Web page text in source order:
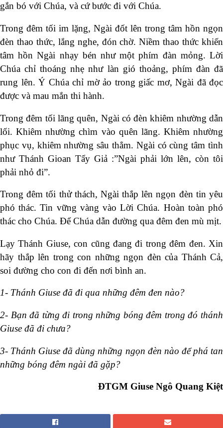
gắn bó với Chúa, và cứ bước đi với Chúa.
Trong đêm tối im lặng, Ngài đốt lên trong tâm hồn ngọn
đèn thao thức, lắng nghe, đón chờ. Niềm thao thức khiến
tâm hồn Ngài nhạy bén như một phím đàn mỏng. Lời
Chúa chỉ thoáng nhẹ như làn gió thoảng, phím đàn đã
rung lên. Ý Chúa chỉ mờ ảo trong giấc mơ, Ngài đã đọc
được và mau mắn thi hành.
Trong đêm tối lãng quên, Ngài có đèn khiêm nhường dẫn
lối. Khiêm nhường chìm vào quên lãng. Khiêm nhường
phục vụ, khiêm nhường sâu thẳm. Ngài có cùng tâm tình
như Thánh Gioan Tẩy Giả :”Ngài phải lớn lên, còn tôi
phải nhỏ đi”.
Trong đêm tối thử thách, Ngài thắp lên ngọn đèn tin yêu
phó thác. Tin vững vàng vào Lời Chúa. Hoàn toàn phó
thác cho Chúa. Để Chúa dẫn đường qua đêm đen mù mịt.
Lạy Thánh Giuse, con cũng đang đi trong đêm đen. Xin
hãy thắp lên trong con những ngọn đèn của Thánh Cả,
soi đường cho con đi đến nơi bình an.
1- Thánh Giuse đã đi qua những đêm đen nào?
2- Bạn đã từng đi trong những bóng đêm trong đó thánh
Giuse đã đi chưa?
3- Thánh Giuse đã dùng những ngọn đèn nào để phá tan
những bóng đêm ngài đã gặp?
ĐTGM Giuse Ngô Quang Kiệt